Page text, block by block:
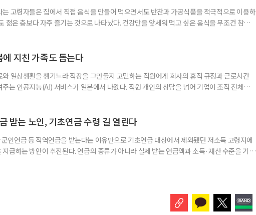
는 고령자들은 집에서 직접 음식을 만들어 먹으면서도 반찬과 가공식품을 적극적으로 이용하
젊은 층보다 자주 즐기는 것으로 나타났다. 건강만을 앞세워 먹고 싶은 음식을 무조건 참기보
남은 음식이 차지하는 비중은 51%였다. 반찬과 냉동·즉석식품, 통조림 등 외부에서 조
지친 가족도 돕는다
와 일상생활을 챙기느라 직장을 그만둘지 고민하는 직원에게 회사의 휴직 규정과 근로시간
주는 인공지능(AI) 서비스가 일본에서 나왔다. 직원 개인의 상담을 넘어 기업이 조직 전체의
용하면 직원은 이름을 밝히지 않고 하루 24시간 AI와 상담할 수 있으며, 인
받는 노인, 기초연금 수령 길 열린다
인연금 등 직역연금을 받는다는 이유만으로 기초연금 대상에서 제외됐던 저소득 고령자에
지급하는 방안이 추진된다. 연금의 종류가 아니라 실제 받는 연금액과 소득·재산 수준을 기준